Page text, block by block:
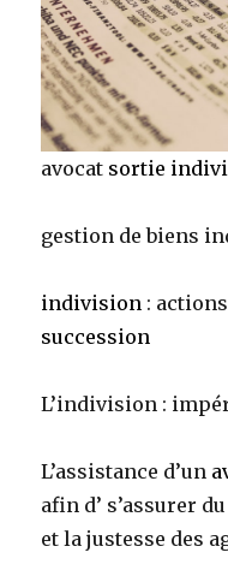
avocat sortie
gestion de biens
indivision :
succession
L’indivision :
L’assistance d’un
afin d’ s’assurer
et la justesse des